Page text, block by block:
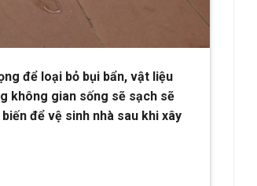
để loại bỏ bụi bẩn, vật liệu
không gian sống sẽ sạch sẽ
để vệ sinh nhà sau khi xây